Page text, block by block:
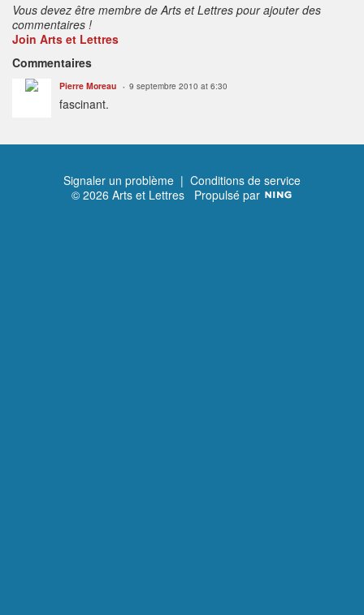
Vous devez être membre de Arts et Lettres pour ajouter des
commentaires !
Join Arts et Lettres
Commentaires
Pierre Moreau 9 septembre 2010 at 6:30
fascinant.
Signaler un problème | Conditions de service
© 2026 Arts et Lettres Propulsé par